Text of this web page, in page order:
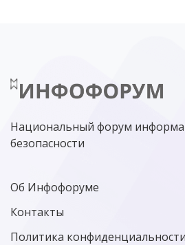
МИНЦИФРЫ РОССИИ NGFW
Национальный форум
безопасности
Об Инфофоруме
Контакты
Политика конфиденциальности